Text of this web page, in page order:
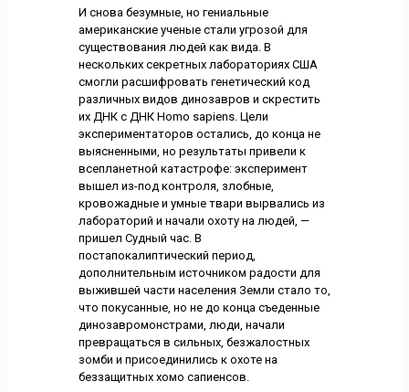
И снова безумные, но гениальные
американские ученые стали угрозой для
существования людей как вида. В
нескольких секретных лабораториях США
смогли расшифровать генетический код
различных видов динозавров и скрестить
их ДНК с ДНК Homo sapiens. Цели
экспериментаторов остались, до конца не
выясненными, но результаты привели к
всепланетной катастрофе: эксперимент
вышел из-под контроля, злобные,
кровожадные и умные твари вырвались из
лабораторий и начали охоту на людей, —
пришел Судный час. В
постапокалиптический период,
дополнительным источником радости для
выжившей части населения Земли стало то,
что покусанные, но не до конца съеденные
динозавромонстрами, люди, начали
превращаться в сильных, безжалостных
зомби и присоединились к охоте на
беззащитных хомо сапиенсов.